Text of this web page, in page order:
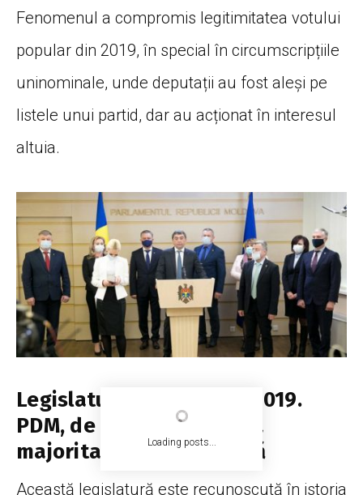
Loading posts...
Fenomenul a compromis legitimitatea votului
popular din 2019, în special în circumscripțiile
uninominale, unde deputații au fost aleși pe
listele unui partid, dar au acționat în interesul
altuia.
Legislatura a IX-a: 2014-2019.
PDM, de la 19 mandate la
majoritate parlamentară
Această legislatură este recunoscută în istoria